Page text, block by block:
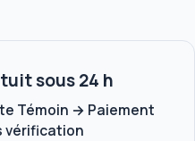
sous 24 h
Témoin → Paiement
vérification